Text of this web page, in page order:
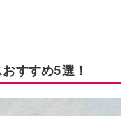
すすめ5選！